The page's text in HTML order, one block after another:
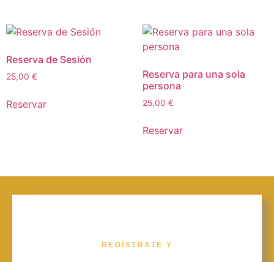
Reserva de Sesión
25,00 €
Reservar
Reserva para una sola
persona
25,00 €
Reservar
REGÍSTRATE Y